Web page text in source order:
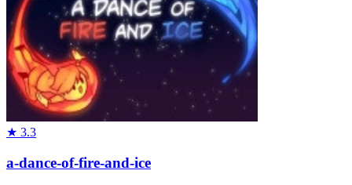
★ 3.3
a-dance-of-fire-and-ice